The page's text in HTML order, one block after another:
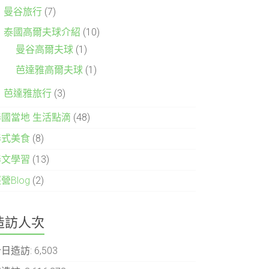
曼谷旅行 (7)
泰國高爾夫球介紹 (10)
曼谷高爾夫球 (1)
芭達雅高爾夫球 (1)
芭達雅旅行 (3)
當地 生活點滴 (48)
美食 (8)
學習 (13)
Blog (2)
訪人次
造訪: 6,503